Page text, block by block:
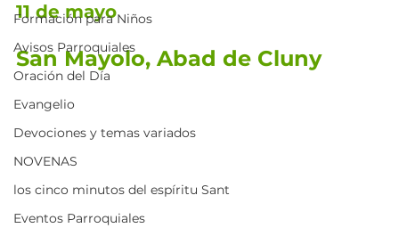
Formación para Niños
Avisos Parroquiales
Oración del Día
Evangelio
Devociones y temas variados
NOVENAS
los cinco minutos del espíritu Sant
Eventos Parroquiales
11 de mayo
San Mayolo, Abad de Cluny